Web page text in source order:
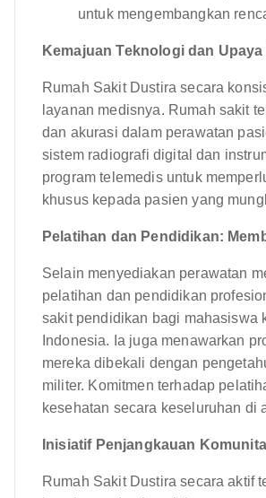
untuk mengembangkan
Kemajuan Teknologi dan
Rumah Sakit Dustira secara
layanan medisnya. Rumah sakit
dan akurasi dalam perawatan
sistem radiografi digital dan
program telemedis untuk
khusus kepada pasien yang
Pelatihan dan Pendidikan:
Selain menyediakan perawatan
pelatihan dan pendidikan
sakit pendidikan bagi mahasiswa
Indonesia. Ia juga menawarkan
mereka dibekali dengan
militer. Komitmen terhadap
kesehatan secara keseluruhan di
Inisiatif Penjangkauan
Rumah Sakit Dustira secara aktif